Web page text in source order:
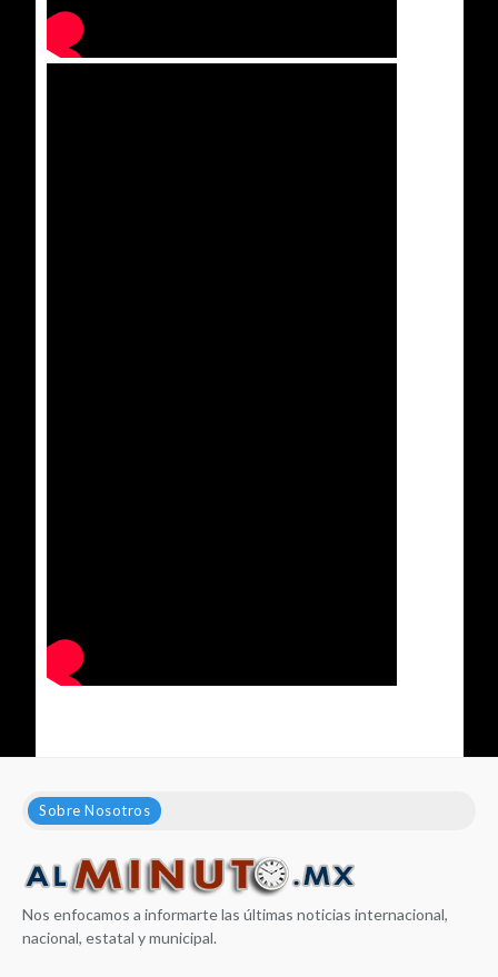
Sobre Nosotros
Nos enfocamos a informarte las últimas noticias internacional,
nacional, estatal y municipal.